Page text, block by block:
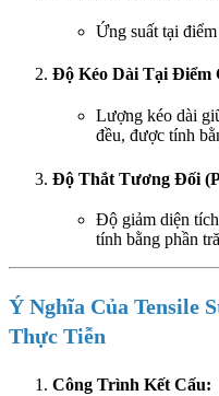
Ứng suất tại
Độ Kéo Dài Tại Điểm
Lượng kéo dài
đều, được tính
Độ Thắt Tương Đối
Độ giảm diện
tính bằng phần
Ý Nghĩa Của Tensile
Thực Tiễn
Công Trình Kết Cấu: